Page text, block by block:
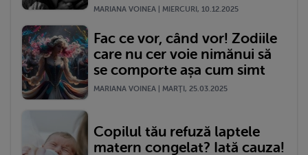
MARIANA VOINEA | MIERCURI, 10.12.2025
Fac ce vor, când vor! Zodiile
care nu cer voie nimănui să
se comporte așa cum simt
MARIANA VOINEA | MARŢI, 25.03.2025
Copilul tău refuză laptele
matern congelat? Iată cauza!